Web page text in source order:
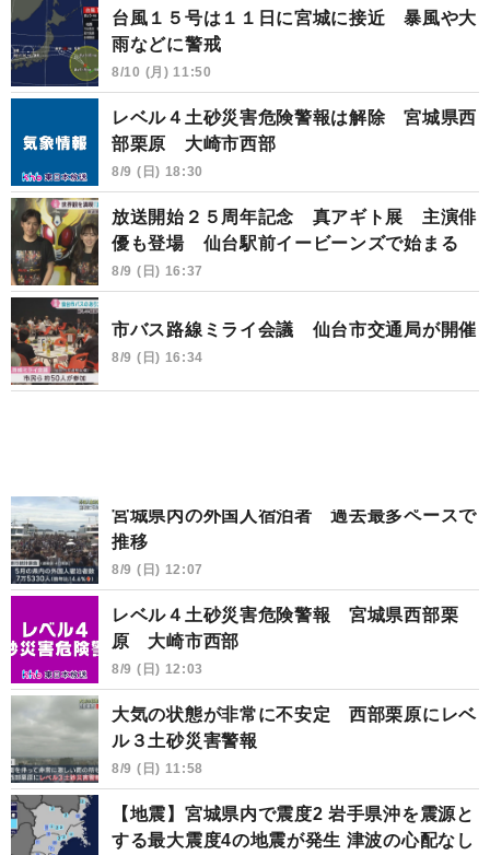
台風１５号は１１日に宮城に接近 暴風や大
雨などに警戒
8/10 (月) 11:50
レベル４土砂災害危険警報は解除 宮城県西
部栗原 大崎市西部
8/9 (日) 18:30
放送開始２５周年記念 真アギト展 主演俳
優も登場 仙台駅前イービーンズで始まる
8/9 (日) 16:37
市バス路線ミライ会議 仙台市交通局が開催
8/9 (日) 16:34
宮城県内の外国人宿泊者 過去最多ペースで
推移
8/9 (日) 12:07
レベル４土砂災害危険警報 宮城県西部栗
原 大崎市西部
8/9 (日) 12:03
大気の状態が非常に不安定 西部栗原にレベ
ル３土砂災害警報
8/9 (日) 11:58
【地震】宮城県内で震度2 岩手県沖を震源と
する最大震度4の地震が発生 津波の心配なし